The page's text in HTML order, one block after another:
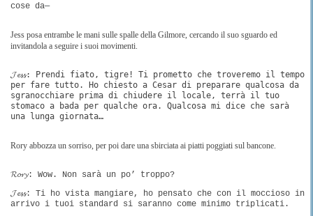
cose da—
Jess posa entrambe le mani sulle spalle della Gilmore, cercando il suo sguardo ed
invitandola a seguire i suoi movimenti.
𝓙𝓮𝓼𝓼: Prendi fiato, tigre! Ti prometto che troveremo il tempo
per fare tutto. Ho chiesto a Cesar di preparare qualcosa da
sgranocchiare prima di chiudere il locale, terrà il tuo
stomaco a bada per qualche ora. Qualcosa mi dice che sarà
una lunga giornata…
Rory abbozza un sorriso, per poi dare una sbirciata ai piatti poggiati sul bancone.
𝓡𝓸𝓻𝔂: Wow. Non sarà un po’ troppo?
𝓙𝓮𝓼𝓼: Ti ho vista mangiare, ho pensato che con il moccioso in
arrivo i tuoi standard si saranno come minimo triplicati.